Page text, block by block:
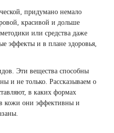
придумано немало
красивой и дольше
или средства даже
эффекты и в плане здоровья,
Эти вещества способны
и не только. Рассказываем о
в каких формах
кожи они эффективны и
аппарате